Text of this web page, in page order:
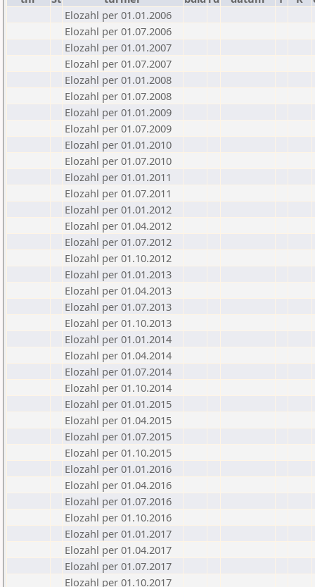
Elozahl per 01.01.2006
Elozahl per 01.07.2006
Elozahl per 01.01.2007
Elozahl per 01.07.2007
Elozahl per 01.01.2008
Elozahl per 01.07.2008
Elozahl per 01.01.2009
Elozahl per 01.07.2009
Elozahl per 01.01.2010
Elozahl per 01.07.2010
Elozahl per 01.01.2011
Elozahl per 01.07.2011
Elozahl per 01.01.2012
Elozahl per 01.04.2012
Elozahl per 01.07.2012
Elozahl per 01.10.2012
Elozahl per 01.01.2013
Elozahl per 01.04.2013
Elozahl per 01.07.2013
Elozahl per 01.10.2013
Elozahl per 01.01.2014
Elozahl per 01.04.2014
Elozahl per 01.07.2014
Elozahl per 01.10.2014
Elozahl per 01.01.2015
Elozahl per 01.04.2015
Elozahl per 01.07.2015
Elozahl per 01.10.2015
Elozahl per 01.01.2016
Elozahl per 01.04.2016
Elozahl per 01.07.2016
Elozahl per 01.10.2016
Elozahl per 01.01.2017
Elozahl per 01.04.2017
Elozahl per 01.07.2017
Elozahl per 01.10.2017